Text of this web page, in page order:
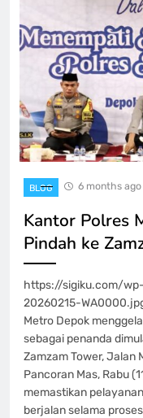
BLOG 6 months ago
Kantor Polres
Pindah ke
https://sigiku.com/
20260215-
Metro Depok
sebagai penanda
Zamzam Tower, Jalan
Pancoran Mas, Rabu
memastikan
berjalan selama